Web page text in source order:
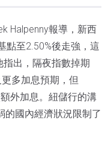
Halpenny報導，新西
點至2.50%後走強，這
出，隔夜指數掉期
多加息預期，但
外加息。紐儲行的溝
的國內經濟狀況限制了